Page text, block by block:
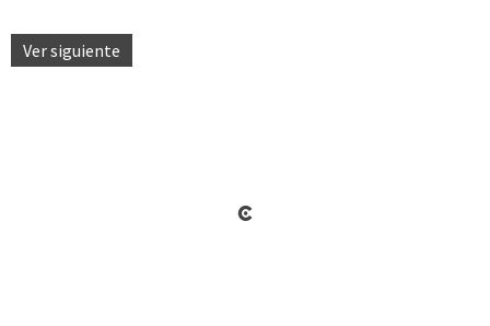
Ver siguiente